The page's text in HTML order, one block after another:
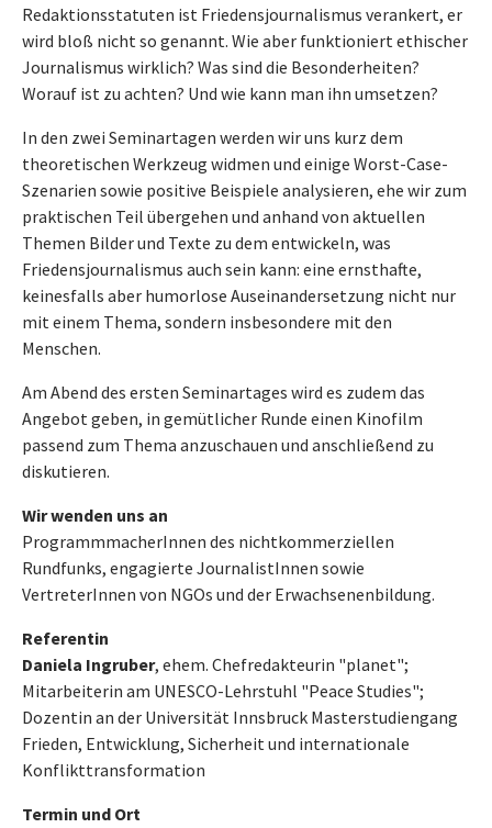
Redaktionsstatuten ist Friedensjournalismus verankert, er
wird bloß nicht so genannt. Wie aber funktioniert ethischer
Journalismus wirklich? Was sind die Besonderheiten?
Worauf ist zu achten? Und wie kann man ihn umsetzen?
In den zwei Seminartagen werden wir uns kurz dem
theoretischen Werkzeug widmen und einige Worst-Case-
Szenarien sowie positive Beispiele analysieren, ehe wir zum
praktischen Teil übergehen und anhand von aktuellen
Themen Bilder und Texte zu dem entwickeln, was
Friedensjournalismus auch sein kann: eine ernsthafte,
keinesfalls aber humorlose Auseinandersetzung nicht nur
mit einem Thema, sondern insbesondere mit den
Menschen.
Am Abend des ersten Seminartages wird es zudem das
Angebot geben, in gemütlicher Runde einen Kinofilm
passend zum Thema anzuschauen und anschließend zu
diskutieren.
Wir wenden uns an
ProgrammmacherInnen des nichtkommerziellen
Rundfunks, engagierte JournalistInnen sowie
VertreterInnen von NGOs und der Erwachsenenbildung.
Referentin
Daniela Ingruber, ehem. Chefredakteurin "planet";
Mitarbeiterin am UNESCO-Lehrstuhl "Peace Studies";
Dozentin an der Universität Innsbruck Masterstudiengang
Frieden, Entwicklung, Sicherheit und internationale
Konflikttransformation
Termin und Ort